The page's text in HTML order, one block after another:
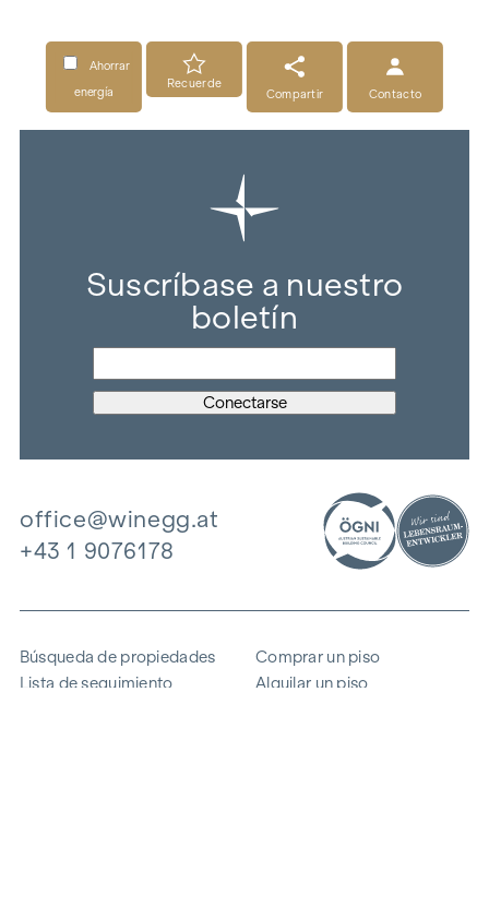
Ahorrar
energía
Recuerde
Compartir
Contacto
Suscríbase a nuestro
boletín
office@winegg.at
+43 1 9076178
Búsqueda de propiedades
Lista de seguimiento
Comprar un piso
Alquilar un piso